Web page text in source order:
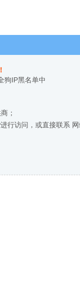
狗IP黑名单中
；
行访问，或直接联系 网